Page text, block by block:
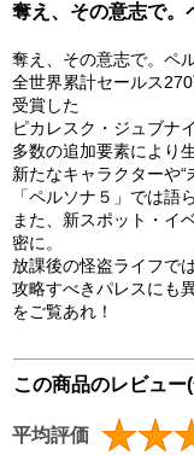
奪え、その意志で。
奪え、その意志で。ペ
全世界累計セールス
受賞した
ピカレスク・ジュブナ
多数の追加要素により
新たなキャラクターや“
「ペルソナ５」では語
また、新スポット・イ
密に。
放課後の怪盗ライフで
攻略すべきパレスに
をご覧あれ！
この商品のレビュー
平均評価